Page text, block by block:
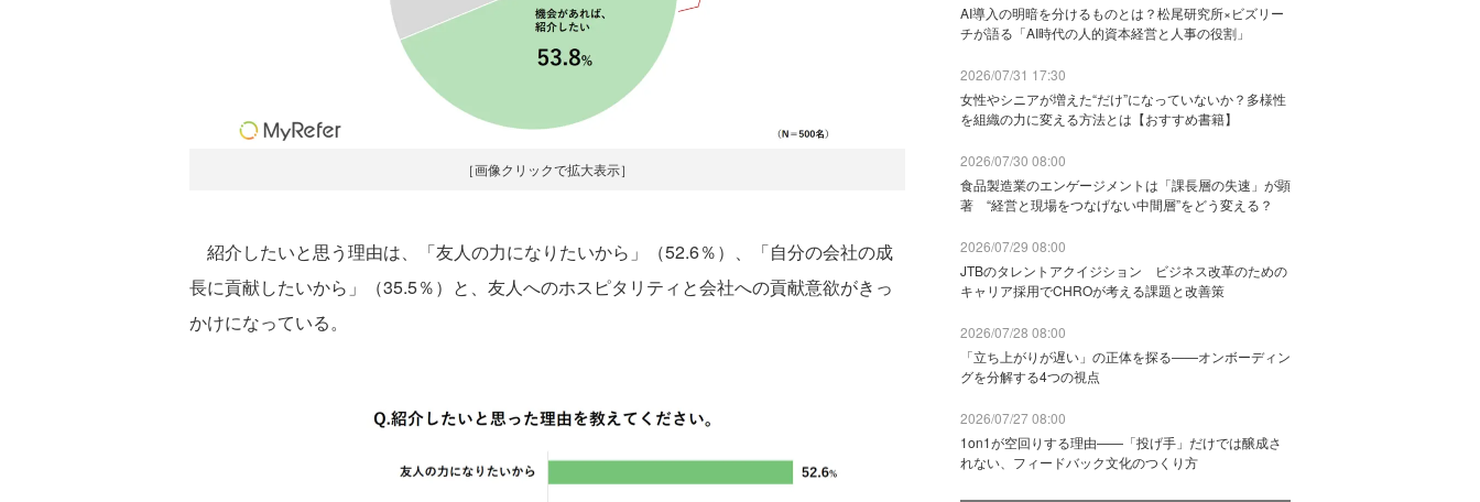
［画像クリックで拡大表示］
紹介したいと思う理由は、「友人の力になりたいから」（52.6％）、「自分の会社の成
長に貢献したいから」（35.5％）と、友人へのホスピタリティと会社への貢献意欲がきっ
かけになっている。
AI導入の明暗を分けるものとは？松尾研究所×ビズリー
チが語る「AI時代の人的資本経営と人事の役割」
2026/07/31 17:30
女性やシニアが増えた“だけ”になっていないか？多様性
を組織の力に変える方法とは【おすすめ書籍】
2026/07/30 08:00
食品製造業のエンゲージメントは「課長層の失速」が顕
著 “経営と現場をつなげない中間層”をどう変える？
2026/07/29 08:00
JTBのタレントアクイジション ビジネス改革のための
キャリア採用でCHROが考える課題と改善策
2026/07/28 08:00
「立ち上がりが遅い」の正体を探る——オンボーディン
グを分解する4つの視点
2026/07/27 08:00
1on1が空回りする理由——「投げ手」だけでは醸成さ
れない、フィードバック文化のつくり方